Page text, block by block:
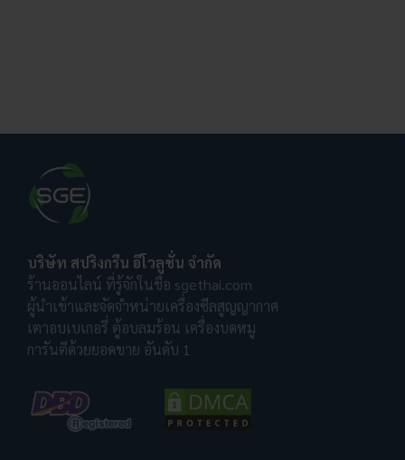
บริษัท สปริงกรีน อีโวลูชั่น จำกัด
ร้านออนไลน์ ที่รู้จักในชื่อ sgethai.com
ผู้นำเข้าและจัดจำหน่ายเครื่องซีลสูญญากาศ
เตาอบเบเกอรี่ ตู้อบลมร้อน เครื่องบดหมู
การันตีด้วยยอดขาย อันดับ 1